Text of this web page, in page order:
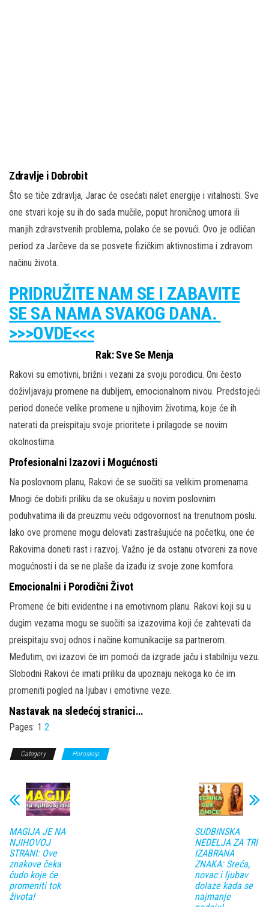
Zdravlje i Dobrobit
Što se tiče zdravlja, Jarac će osećati nalet energije i vitalnosti. Sve
one stvari koje su ih do sada mučile, poput hroničnog umora ili
manjih zdravstvenih problema, polako će se povući. Ovo je odličan
period za Jarčeve da se posvete fizičkim aktivnostima i zdravom
načinu života.
PRIDRUŽITE NAM SE I ZABAVITE
SE SA NAMA SVAKOG DANA.
>>>OVDE<<<
Rak: Sve Se Menja
Rakovi su emotivni, brižni i vezani za svoju porodicu. Oni često
doživljavaju promene na dubljem, emocionalnom nivou. Predstojeći
period doneće velike promene u njihovim životima, koje će ih
naterati da preispitaju svoje prioritete i prilagode se novim
okolnostima.
Profesionalni Izazovi i Mogućnosti
Na poslovnom planu, Rakovi će se suočiti sa velikim promenama.
Mnogi će dobiti priliku da se okušaju u novim poslovnim
poduhvatima ili da preuzmu veću odgovornost na trenutnom poslu.
Iako ove promene mogu delovati zastrašujuće na početku, one će
Rakovima doneti rast i razvoj. Važno je da ostanu otvoreni za nove
mogućnosti i da se ne plaše da izađu iz svoje zone komfora.
Emocionalni i Porodični Život
Promene će biti evidentne i na emotivnom planu. Rakovi koji su u
dugim vezama mogu se suočiti sa izazovima koji će zahtevati da
preispitaju svoj odnos i načine komunikacije sa partnerom.
Međutim, ovi izazovi će im pomoći da izgrade jaču i stabilniju vezu.
Slobodni Rakovi će imati priliku da upoznaju nekoga ko će im
promeniti pogled na ljubav i emotivne veze.
Nastavak na sledećoj stranici…
Pages: 1 2
Category Horoskop
MAGIJA JE NA
NJIHOVOJ
STRANI: Ove
znakove čeka
čudo koje će
promeniti tok
života!
SUDBINSKA
NEDELJA ZA TRI
IZABRANA
ZNAKA: Sreća,
novac i ljubav
dolaze kada se
najmanje